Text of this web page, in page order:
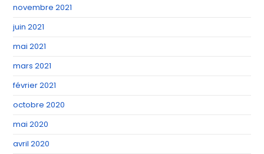
novembre 2021
juin 2021
mai 2021
mars 2021
février 2021
octobre 2020
mai 2020
avril 2020